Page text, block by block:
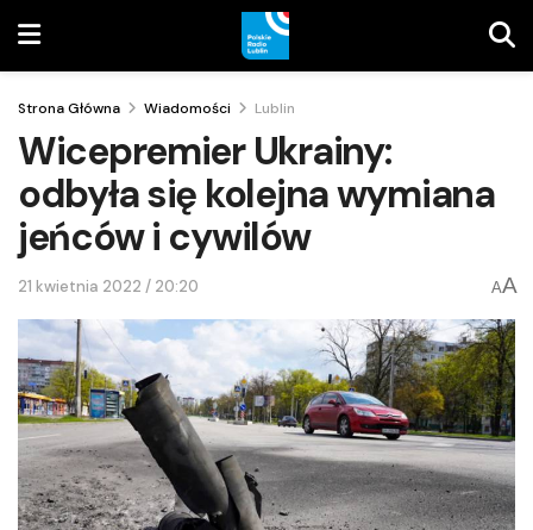
Strona Główna Wiadomości Lublin
Wicepremier Ukrainy:
odbyła się kolejna wymiana
jeńców i cywilów
21 kwietnia 2022 / 20:20 AA